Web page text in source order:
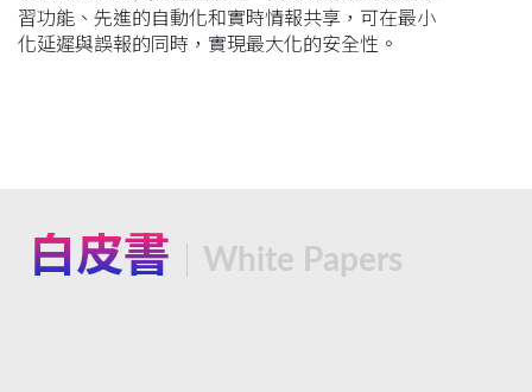
習功能、先進的自動化和實時情報共享，可在最小
化延遲與誤報的同時，實現最大化的安全性。
白皮書 White Papers